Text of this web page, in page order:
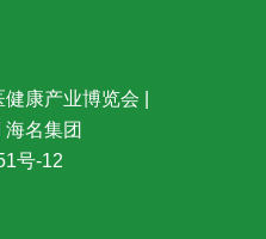
康产业博览会 |
名集团
号-12